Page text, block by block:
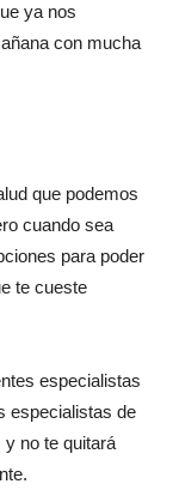
ya nos
con mucha
que podemos
cuando sea
para poder
te cueste
especialistas
especialistas de
no te quitará